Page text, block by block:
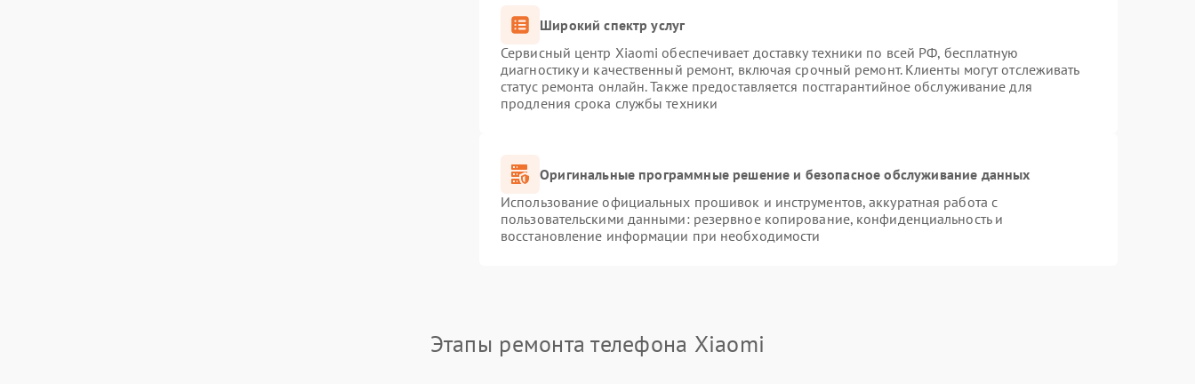
Широкий спектр услуг
Сервисный центр Xiaomi обеспечивает доставку техники по всей РФ, бесплатную
диагностику и качественный ремонт, включая срочный ремонт. Клиенты могут отслеживать
статус ремонта онлайн. Также предоставляется постгарантийное обслуживание для
продления срока службы техники
Оригинальные программные решение и безопасное обслуживание данных
Использование официальных прошивок и инструментов, аккуратная работа с
пользовательскими данными: резервное копирование, конфиденциальность и
восстановление информации при необходимости
Этапы ремонта телефона Xiaomi